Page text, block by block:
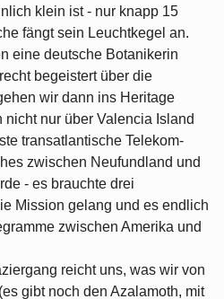
klein ist - nur knapp 15
fängt sein Leuchtkegel an.
eine deutsche Botanikerin
begeistert über die
wir dann ins Heritage
nur über Valencia Island
transatlantische Telekom-
zwischen Neufundland und
- es brauchte drei
Mission gelang und es endlich
zwischen Amerika und
reicht uns, was wir von
gibt noch den Azalamoth, mit